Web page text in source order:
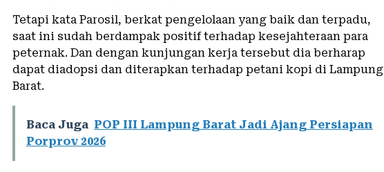
Tetapi kata Parosil, berkat pengelolaan yang baik dan terpadu,
saat ini sudah berdampak positif terhadap kesejahteraan para
peternak. Dan dengan kunjungan kerja tersebut dia berharap
dapat diadopsi dan diterapkan terhadap petani kopi di Lampung
Barat.
Baca Juga POP III Lampung Barat Jadi Ajang Persiapan
Porprov 2026